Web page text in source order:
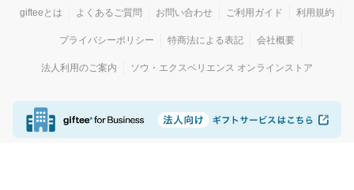
gifteeとは よくあるご質問 お問い合わせ ご利用ガイド 利用規約
プライバシーポリシー 特商法による表記 会社概要
法人利用のご案内 ソウ・エクスペリエンス オンラインストア